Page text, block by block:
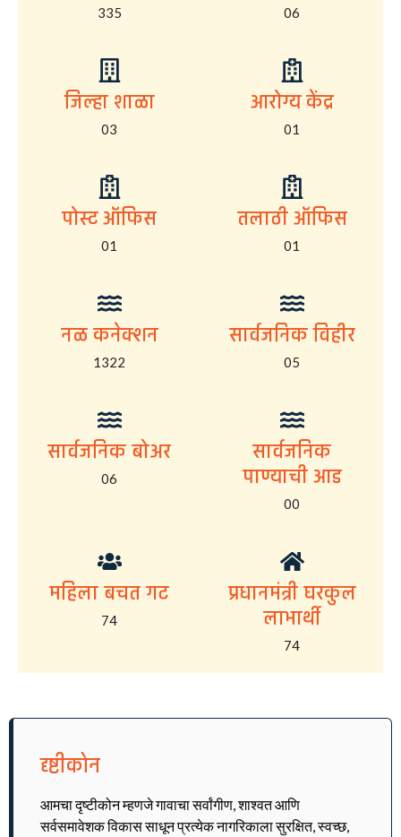
335 06
जिल्हा शाळा
03
आरोग्य केंद्र
01
पोस्ट ऑफिस
01
तलाठी ऑफिस
01
नळ कनेक्शन
1322
सार्वजनिक विहीर
05
सार्वजनिक बोअर
06
सार्वजनिक
पाण्याची आड
00
महिला बचत गट
74
प्रधानमंत्री घरकुल
लाभार्थी
74
दृष्टीकोन
आमचा दृष्टीकोन म्हणजे गावाचा सर्वांगीण, शाश्वत आणि
सर्वसमावेशक विकास साधून प्रत्येक नागरिकाला सुरक्षित, स्वच्छ,